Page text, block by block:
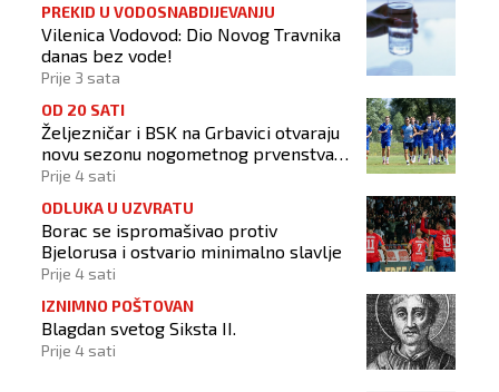
PREKID U VODOSNABDIJEVANJU
Vilenica Vodovod: Dio Novog Travnika
danas bez vode!
Prije 3 sata
OD 20 SATI
Željezničar i BSK na Grbavici otvaraju
novu sezonu nogometnog prvenstva
BiH
Prije 4 sati
ODLUKA U UZVRATU
Borac se ispromašivao protiv
Bjelorusa i ostvario minimalno slavlje
Prije 4 sati
IZNIMNO POŠTOVAN
Blagdan svetog Siksta II.
Prije 4 sati